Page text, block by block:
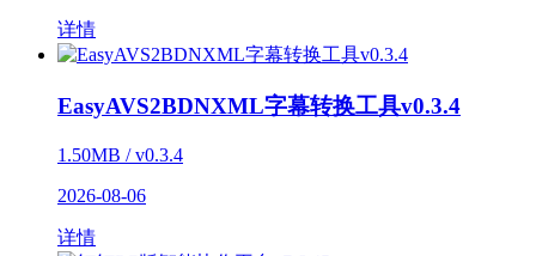
详情
EasyAVS2BDNXML字幕转换工具v0.3.4
1.50MB / v0.3.4
2026-08-06
详情